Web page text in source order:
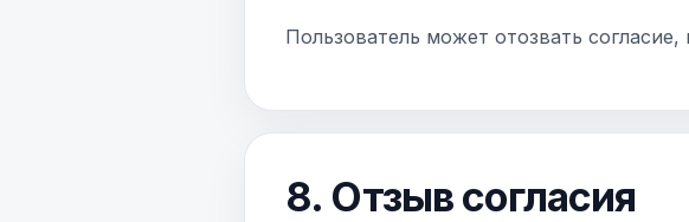
Пользователь может отозвать
8. Отзыв согласия